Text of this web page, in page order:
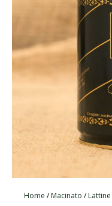
Home /Macinato /Lattine